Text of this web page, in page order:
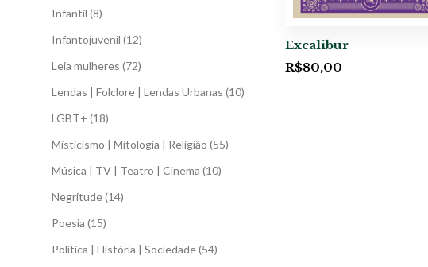
Infantil (8)
Infantojuvenil (12)
Leia mulheres (72)
Lendas | Folclore | Lendas Urbanas (10)
LGBT+ (18)
Misticismo | Mitologia | Religião (55)
Música | TV | Teatro | Cinema (10)
Negritude(14)
Poesia (15)
Política | História | Sociedade(54)
Excalibur
R$80,00